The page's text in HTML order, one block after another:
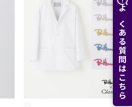
よくある質問はこちら